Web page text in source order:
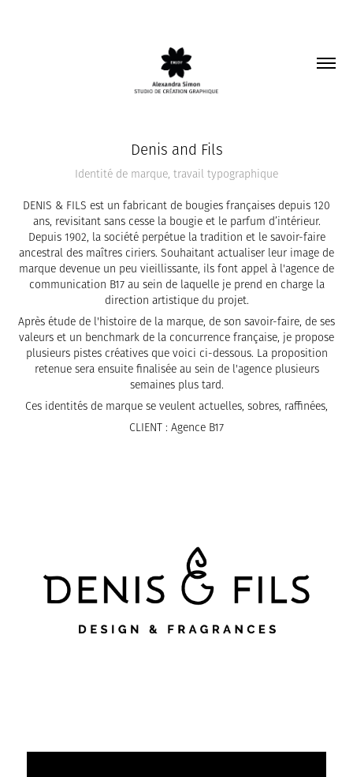
Denis and Fils
Identité de marque, travail typographique
DENIS & FILS est un fabricant de bougies françaises depuis 120
ans, revisitant sans cesse la bougie et le parfum d’intérieur.
Depuis 1902, la société perpétue la tradition et le savoir-faire
ancestral des maîtres ciriers. Souhaitant actualiser leur image de
marque devenue un peu vieillissante, ils font appel à l'agence de
communication B17 au sein de laquelle je prend en charge la
direction artistique du projet.
Après étude de l'histoire de la marque, de son savoir-faire, de ses
valeurs et un benchmark de la concurrence française, je propose
plusieurs pistes créatives que voici ci-dessous. La proposition
retenue sera ensuite finalisée au sein de l'agence plusieurs
semaines plus tard.
Ces identités de marque se veulent actuelles, sobres, raffinées,
CLIENT : Agence B17